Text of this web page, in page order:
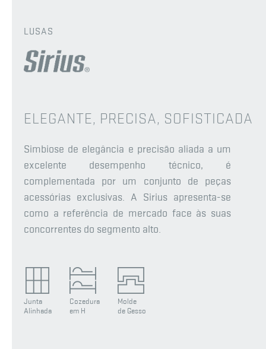
LUSAS
ELEGANTE, PRECISA, SOFISTICADA
Simbiose de elegância e precisão aliada a um
excelente desempenho técnico, é
complementada por um conjunto de peças
acessórias exclusivas. A Sirius apresenta-se
como a referência de mercado face às suas
concorrentes do segmento alto.
Junta
Alinhada
Cozedura
em H
Molde
de Gesso